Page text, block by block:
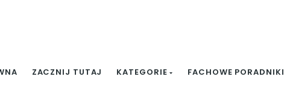
ZACZNIJ TUTAJ KATEGORIE FACHOWE PORADNIKI